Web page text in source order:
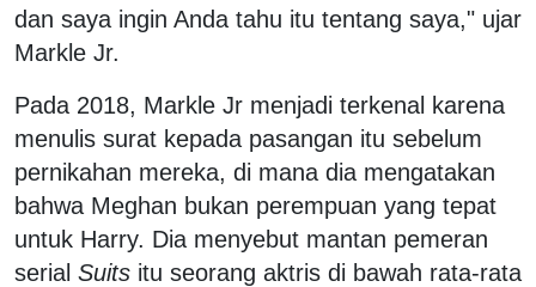
dan saya ingin Anda tahu itu tentang saya," ujar
Markle Jr.
Pada 2018, Markle Jr menjadi terkenal karena
menulis surat kepada pasangan itu sebelum
pernikahan mereka, di mana dia mengatakan
bahwa Meghan bukan perempuan yang tepat
untuk Harry. Dia menyebut mantan pemeran
serial Suits itu seorang aktris di bawah rata-rata